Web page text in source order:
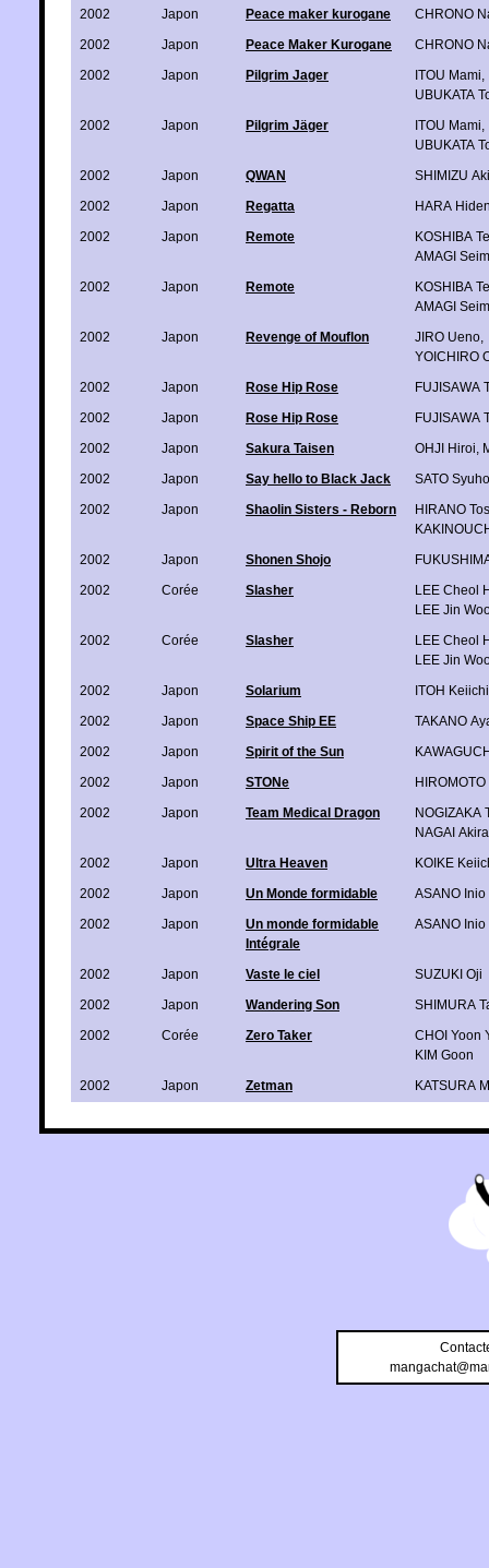
2002 Japon Peace maker kurogane
CHRONO
2002
Japon Peace Maker Kurogane
CHRONO
2002
Japon Pilgrim Jager ITOU Mami
UBUKATA
2002
Japon Pilgrim Jäger ITOU Mami
UBUKATA
2002
Japon QWAN
SHIMIZU Aki
2002
Japon Regatta
HARA
2002
Japon Remote
KOSHIBA
AMAGI
2002
Japon Remote
KOSHIBA
AMAGI
2002
Japon Revenge of Mouflon JIRO Ueno
YOICHIRO
2002
Japon Rose Hip Rose
FUJISAWA
2002
Japon Rose Hip Rose
FUJISAWA
2002
Japon Sakura Taisen OHJI Hiroi
2002
Japon Say hello to Black Jack
SATO Syuho
2002
Japon Shaolin Sisters - Reborn
HIRANO
2002
Japon Shonen Shojo
2002
Corée Slasher
LEE Cheol
LEE Jin
2002
Corée Slasher
LEE Cheol
LEE Jin
2002
Japon Solarium
ITOH Keiichi
2002
Japon Space Ship EE
TAKANO
2002
Japon Spirit of the Sun
2002
Japon STONe
2002
Japon Team Medical Dragon
NOGIZAKA
NAGAI Akira
2002
Japon Ultra Heaven
KOIKE
2002
Japon Un Monde formidable
ASANO Inio
2002
Japon
Un monde formidable
Intégrale
ASANO Inio
2002 Japon Vaste le ciel
SUZUKI Oji
2002
Japon Wandering Son
SHIMURA
2002
Corée Zero Taker
CHOI Yoon
KIM Goon
2002
Japon Zetman KATSURA